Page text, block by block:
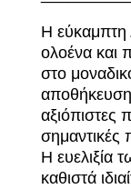
Η εύκαμπτη
ολοένα και
στο
αξιόπιστες
σημαντικές
Η ευελιξία
καθιστά